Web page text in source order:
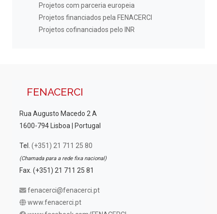
Projetos com parceria europeia
Projetos financiados pela FENACERCI
Projetos cofinanciados pelo INR
FENACERCI
Rua Augusto Macedo 2 A
1600-794 Lisboa | Portugal
Tel. (+351) 21 711 25 80
(Chamada para a rede fixa nacional)
Fax. (+351) 21 711 25 81
fenacerci@fenacerci.pt
www.fenacerci.pt